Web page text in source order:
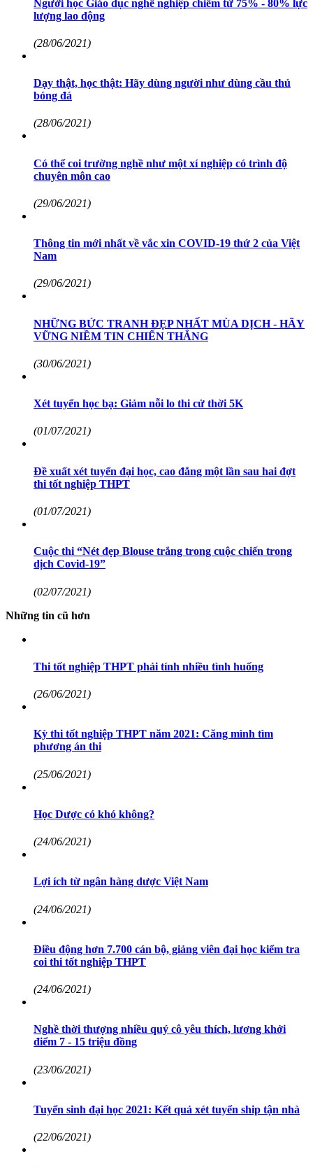
Người học Giáo dục nghề nghiệp chiếm từ 75% - 80% lực
lượng lao động
(28/06/2021)
Dạy thật, học thật: Hãy dùng người như dùng cầu thủ
bóng đá
(28/06/2021)
Có thể coi trường nghề như một xí nghiệp có trình độ
chuyên môn cao
(29/06/2021)
Thông tin mới nhất về vắc xin COVID-19 thứ 2 của Việt
Nam
(29/06/2021)
NHỮNG BỨC TRANH ĐẸP NHẤT MÙA DỊCH - HÃY
VỮNG NIỀM TIN CHIẾN THẮNG
(30/06/2021)
Xét tuyển học bạ: Giảm nỗi lo thi cử thời 5K
(01/07/2021)
Đề xuất xét tuyển đại học, cao đẳng một lần sau hai đợt
thi tốt nghiệp THPT
(01/07/2021)
Cuộc thi “Nét đẹp Blouse trắng trong cuộc chiến trong
dịch Covid-19”
(02/07/2021)
Những tin cũ hơn
Thi tốt nghiệp THPT phải tính nhiều tình huống
(26/06/2021)
Kỳ thi tốt nghiệp THPT năm 2021: Căng mình tìm
phương án thi
(25/06/2021)
Học Dược có khó không?
(24/06/2021)
Lợi ích từ ngân hàng dược Việt Nam
(24/06/2021)
Điều động hơn 7.700 cán bộ, giảng viên đại học kiểm tra
coi thi tốt nghiệp THPT
(24/06/2021)
Nghề thời thượng nhiều quý cô yêu thích, lương khởi
điểm 7 - 15 triệu đồng
(23/06/2021)
Tuyển sinh đại học 2021: Kết quả xét tuyển ship tận nhà
(22/06/2021)